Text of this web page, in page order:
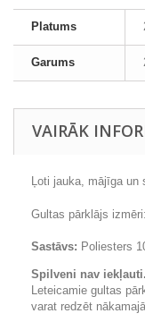
Platums
Garums
VAIRĀK
Ļoti jauka, mājīga un
Gultas pārklājs izmēri:
Sastāvs: Poliesters
Spilveni nav iekļauti.
Leteicamie gultas
varat redzēt